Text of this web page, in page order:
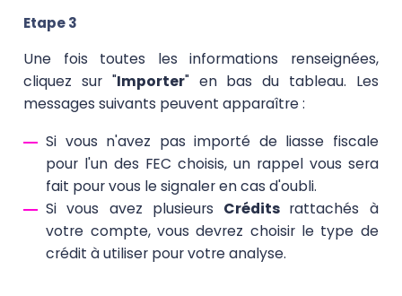
Etape 3
Une fois toutes les informations renseignées,
cliquez sur "Importer" en bas du tableau. Les
messages suivants peuvent apparaître :
Si vous n'avez pas importé de liasse fiscale
pour l'un des FEC choisis, un rappel vous sera
fait pour vous le signaler en cas d'oubli.
Si vous avez plusieurs Crédits rattachés à
votre compte, vous devrez choisir le type de
crédit à utiliser pour votre analyse.